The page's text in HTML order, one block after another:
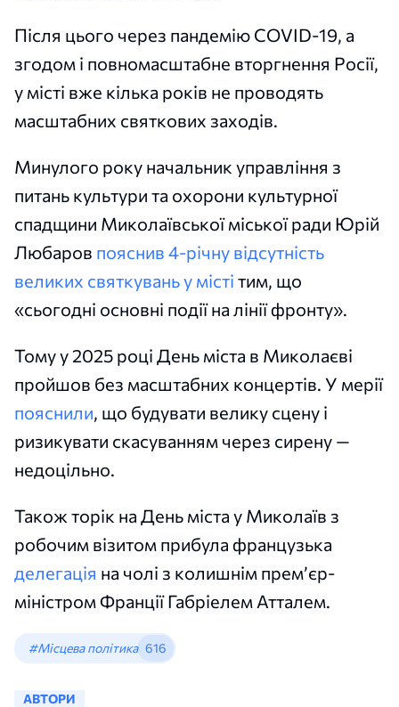
Після цього через пандемію COVID-19, а
згодом і повномасштабне вторгнення Росії,
у місті вже кілька років не проводять
масштабних святкових заходів.
Минулого року начальник управління з
питань культури та охорони культурної
спадщини Миколаївської міської ради Юрій
Любаров пояснив 4-річну відсутність
великих святкувань у місті тим, що
«сьогодні основні події на лінії фронту».
Тому у 2025 році День міста в Миколаєві
пройшов без масштабних концертів. У мерії
пояснили, що будувати велику сцену і
ризикувати скасуванням через сирену —
недоцільно.
Також торік на День міста у Миколаїв з
робочим візитом прибула французька
делегація на чолі з колишнім премʼєр-
міністром Франції Габріелем Атталем.
#Місцева політика 616
АВТОРИ